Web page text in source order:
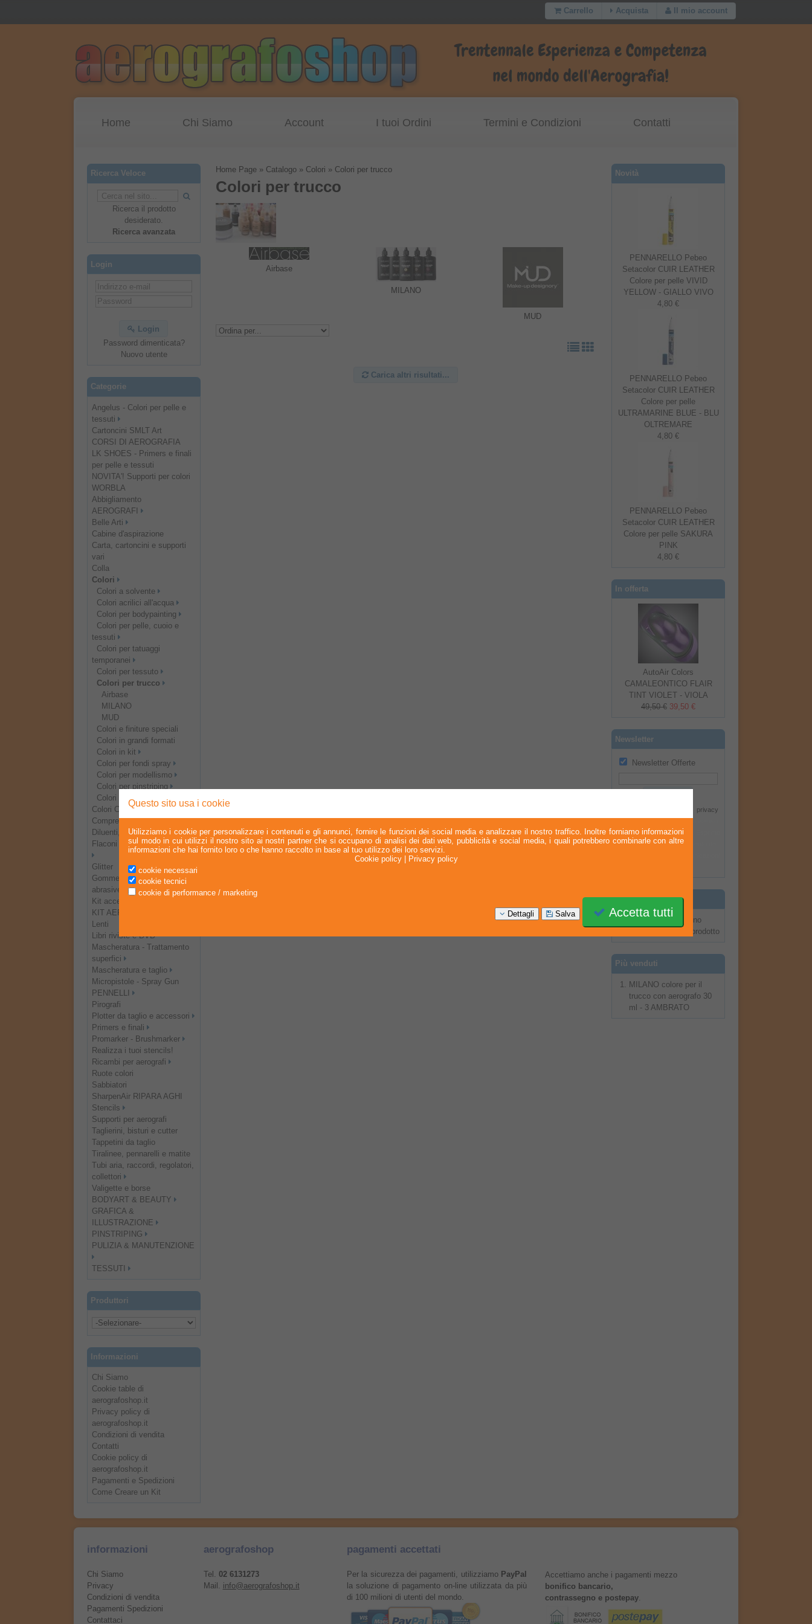
Carrello Acquista Il mio account
Home Chi Siamo Account I tuoi Ordini Termini e Condizioni Contatti
Ricerca Veloce
Ricerca il prodotto
desiderato.
Ricerca avanzata
Login
Login
Password dimenticata?
Nuovo utente
Categorie
Angelus - Colori per pelle e
tessuti
Cartoncini SMLT Art
CORSI DI AEROGRAFIA
LK SHOES - Primers e finali
per pelle e tessuti
NOVITA'! Supporti per colori
WORBLA
Abbigliamento
AEROGRAFI
Belle Arti
Cabine d'aspirazione
Carta, cartoncini e supporti
vari
Colla
Colori
Colori a solvente
Colori acrilici all'acqua
Colori per bodypainting
Colori per pelle, cuoio e
tessuti
Colori per tatuaggi
temporanei
Colori per tessuto
Colori per trucco
Airbase
MILANO
MUD
Colori e finiture speciali
Colori in grandi formati
Colori in kit
Colori per fondi spray
Colori per modellismo
Colori per pinstriping
Colori per vetro
Colori Citadel
Compressori per aerografo
Diluenti, medium e cleaner
Flaconi vuoti e miscelazione
Glitter
Gomme/Correttori/Matite
abrasive
Kit accessori
KIT AEROGRAFIA
Lenti
Libri riviste e DVD
Mascheratura - Trattamento
superfici
Mascheratura e taglio
Micropistole - Spray Gun
PENNELLI
Pirografi
Plotter da taglio e accessori
Primers e finali
Promarker - Brushmarker
Realizza i tuoi stencils!
Ricambi per aerografi
Ruote colori
Sabbiatori
SharpenAir RIPARA AGHI
Stencils
Supporti per aerografi
Taglierini, bisturi e cutter
Tappetini da taglio
Tiralinee, pennarelli e matite
Tubi aria, raccordi, regolatori,
collettori
Valigette e borse
BODYART & BEAUTY
GRAFICA &
ILLUSTRAZIONE
PINSTRIPING
PULIZIA & MANUTENZIONE
TESSUTI
Produttori
Informazioni
Chi Siamo
Cookie table di
aerografoshop.it
Privacy policy di
aerografoshop.it
Condizioni di vendita
Contatti
Cookie policy di
aerografoshop.it
Pagamenti e Spedizioni
Come Creare un Kit
Home Page» Catalogo» Colori » Colori per trucco
Colori per trucco
Airbase
MILANO
MUD
Carica altri risultati...
Novità
PENNARELLO Pebeo
Setacolor CUIR LEATHER
Colore per pelle VIVID
YELLOW - GIALLO VIVO
4,80 €
PENNARELLO Pebeo
Setacolor CUIR LEATHER
Colore per pelle
ULTRAMARINE BLUE - BLU
OLTREMARE
4,80 €
PENNARELLO Pebeo
Setacolor CUIR LEATHER
Colore per pelle SAKURA
PINK
4,80 €
In offerta
AutoAir Colors
CAMALEONTICO FLAIR
TINT VIOLET - VIOLA
49,50 € 39,50 €
Newsletter
Newsletter Offerte
privacy
al trattamento dei miei dati. Esprimo
il mio consenso al trattamento dei
Recensioni
Al momento non ci sono
recensioni su questo prodotto
Più venduti
MILANO colore per il
trucco con aerografo 30
ml - 3 AMBRATO
informazioni
Chi Siamo
Privacy
Condizioni di vendita
Pagamenti Spedizioni
Contattaci
aerografoshop
Tel. 02 6131273
Mail. info@aerografoshop.it
pagamenti accettati
Per la sicurezza dei pagamenti, utilizziamo PayPal
la soluzione di pagamento on-line utilizzata da più
di 100 milioni di utenti del mondo.
Accettiamo anche i pagamenti mezzo
bonifico bancario,
contrassegno e postepay.
Questo sito usa i cookie
Utilizziamo i cookie per personalizzare i contenuti e gli annunci, fornire le funzioni dei social media e analizzare il nostro traffico. Inoltre forniamo informazioni
sul modo in cui utilizzi il nostro sito ai nostri partner che si occupano di analisi dei dati web, pubblicità e social media, i quali potrebbero combinarle con altre
informazioni che hai fornito loro o che hanno raccolto in base al tuo utilizzo dei loro servizi.
Cookie policy|
Privacy policy
cookie necessari
cookie tecnici
cookie di performance / marketing
Dettagli Salva Accetta tutti